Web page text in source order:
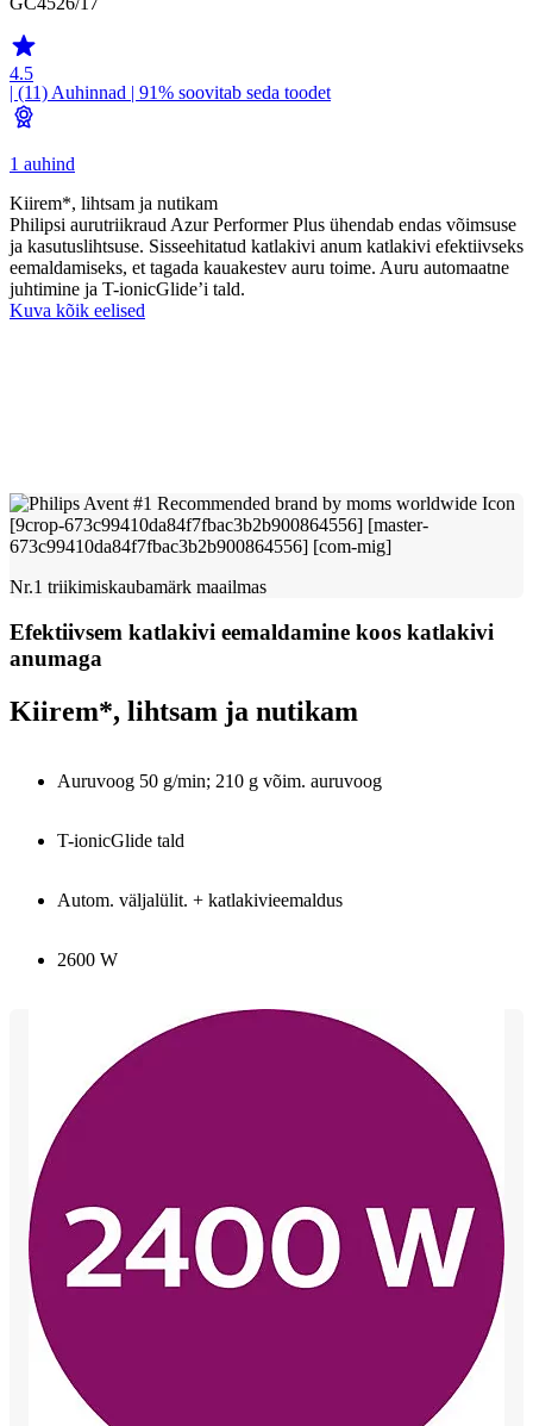
4.5
| (11) Auhinnad | 91% soovitab seda toodet
1 auhind
Kiirem*, lihtsam ja nutikam
Philipsi aurutriikraud Azur Performer Plus ühendab endas võimsuse
ja kasutuslihtsuse. Sisseehitatud katlakivi anum katlakivi efektiivseks
eemaldamiseks, et tagada kauakestev auru toime. Auru automaatne
juhtimine ja T-ionicGlide’i tald.
Kuva kõik eelised
Nr.1 triikimiskaubamärk maailmas
Efektiivsem katlakivi eemaldamine koos katlakivi
anumaga
Kiirem*, lihtsam ja nutikam
Auruvoog 50 g/min; 210 g võim. auruvoog
T-ionicGlide tald
Autom. väljalülit. + katlakivieemaldus
2600 W